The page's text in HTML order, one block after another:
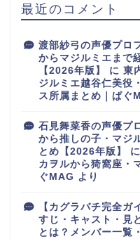
最近のコメント
渡部紗弓の声優プロ
からマジルミエまで
【2026年版】
に 東
ジルミエ越谷仁美役
ス所属まとめ｜ぱぐ
石見舞菜香の声優プ
から推しの子・マジ
とめ【2026年版】
に
カヲルから猗窩座・
ぐMAG より
【カグラバチ完全
すじ・キャスト・見
とは？メンバー一覧